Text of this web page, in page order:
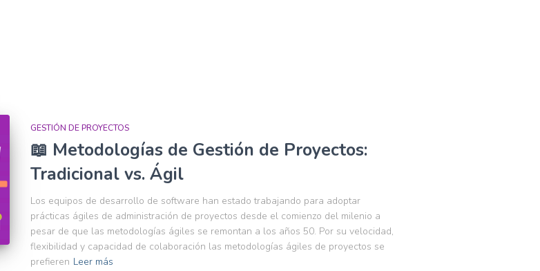
GESTIÓN DE PROYECTOS
📖 Metodologías de Gestión de Proyectos:
Tradicional vs. Ágil
Los equipos de desarrollo de software han estado trabajando para adoptar
prácticas ágiles de administración de proyectos desde el comienzo del milenio a
pesar de que las metodologías ágiles se remontan a los años 50. Por su velocidad,
flexibilidad y capacidad de colaboración las metodologías ágiles de proyectos se
prefieren Leer más